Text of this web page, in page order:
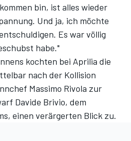
bin, ist alles wieder
Und ja, ich möchte
Es war völlig
habe."
kochten bei Aprilia die
nach der Kollision
Massimo Rivola zur
Davide Brivio, dem
einen verärgerten Blick zu.